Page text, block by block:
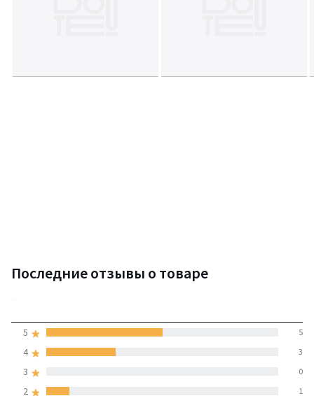
Последние отзывы о товаре
2
1
3 0
4 3
5 5